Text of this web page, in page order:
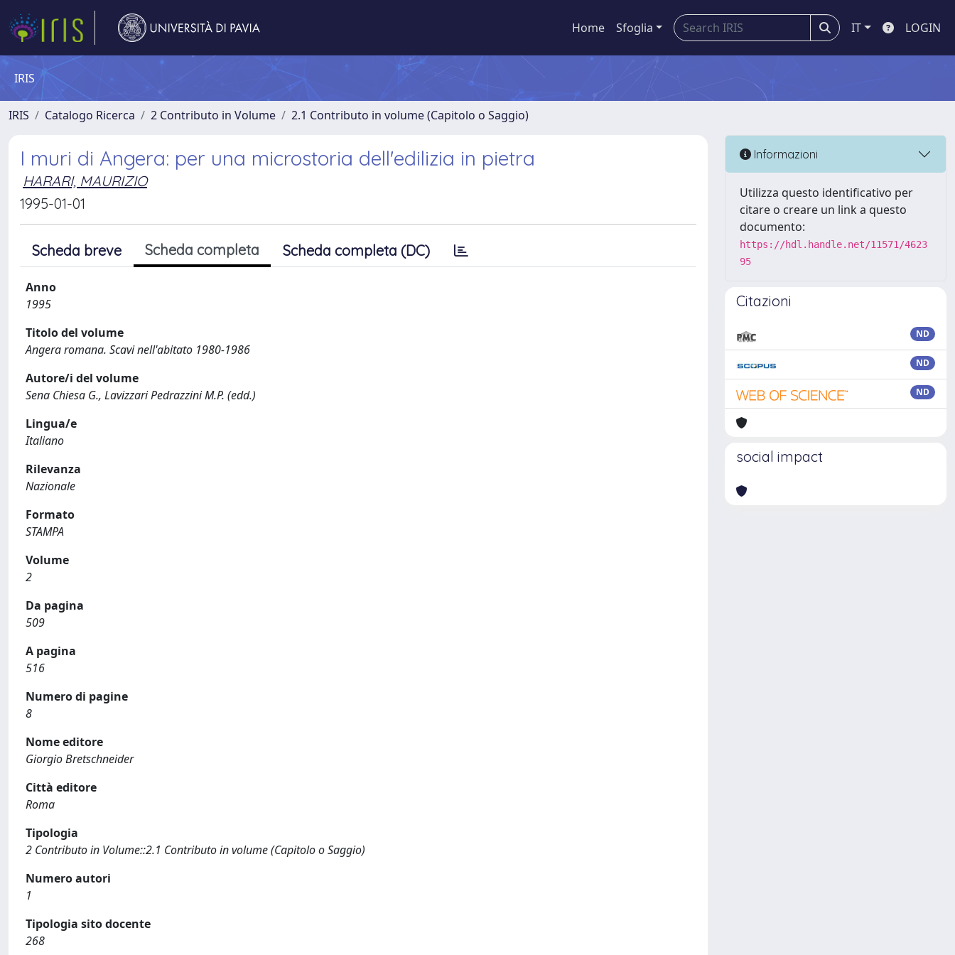
Home Sfoglia IT LOGIN
IRIS
IRIS Catalogo Ricerca 2 Contributo in Volume 2.1 Contributo in volume (Capitolo o Saggio)
I muri di Angera: per una microstoria dell'edilizia in pietra
HARARI, MAURIZIO
1995-01-01
Scheda breve Scheda completa Scheda completa (DC)
Anno
1995
Titolo del volume
Angera romana. Scavi nell'abitato 1980-1986
Autore/i del volume
Sena Chiesa G., Lavizzari Pedrazzini M.P. (edd.)
Lingua/e
Italiano
Rilevanza
Nazionale
Formato
STAMPA
Volume
2
Da pagina
509
A pagina
516
Numero di pagine
8
Nome editore
Giorgio Bretschneider
Città editore
Roma
Tipologia
2 Contributo in Volume::2.1 Contributo in volume (Capitolo o Saggio)
Numero autori
1
Tipologia sito docente
268
Informazioni
Utilizza questo identificativo per
citare o creare un link a questo
documento:
https://hdl.handle.net/11571/4623
95
Citazioni
ND
ND
ND
social impact